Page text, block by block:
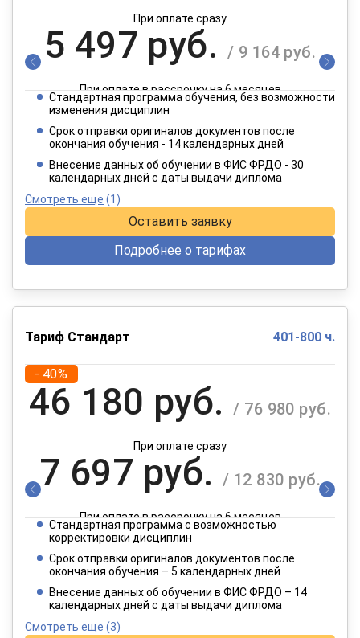
При оплате сразу
5 497 руб. / 9 164 руб.
При оплате в рассрочку на 6 месяцев
2 749 руб.
При оплате в рассрочку на 12 месяцев
Стандартная программа обучения, без возможности
изменения дисциплин
Срок отправки оригиналов документов после
окончания обучения - 14 календарных дней
Внесение данных об обучении в ФИС ФРДО - 30
календарных дней с даты выдачи диплома
Смотреть еще (1)
Оставить заявку
Подробнее о тарифах
Тариф Стандарт 401-800 ч.
- 40%
46 180 руб. / 76 980 руб.
При оплате сразу
7 697 руб. / 12 830 руб.
При оплате в рассрочку на 6 месяцев
3 849 руб.
При оплате в рассрочку на 12 месяцев
Стандартная программа с возможностью
корректировки дисциплин
Срок отправки оригиналов документов после
окончания обучения – 5 календарных дней
Внесение данных об обучении в ФИС ФРДО – 14
календарных дней с даты выдачи диплома
Смотреть еще (3)